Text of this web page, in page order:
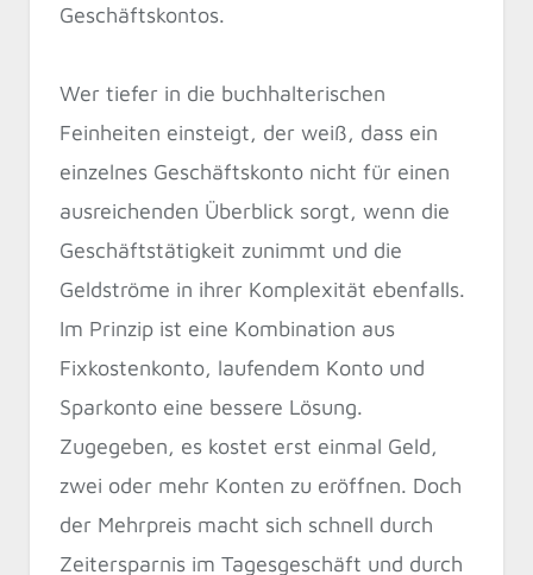
Geschäftskontos.
Wer tiefer in die buchhalterischen
Feinheiten einsteigt, der weiß, dass ein
einzelnes Geschäftskonto nicht für einen
ausreichenden Überblick sorgt, wenn die
Geschäftstätigkeit zunimmt und die
Geldströme in ihrer Komplexität ebenfalls.
Im Prinzip ist eine Kombination aus
Fixkostenkonto, laufendem Konto und
Sparkonto eine bessere Lösung.
Zugegeben, es kostet erst einmal Geld,
zwei oder mehr Konten zu eröffnen. Doch
der Mehrpreis macht sich schnell durch
Zeitersparnis im Tagesgeschäft und durch